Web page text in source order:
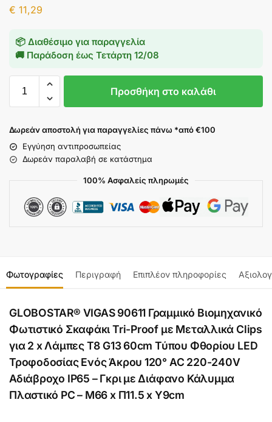
€ 11,29
📦 Διαθέσιμο για παραγγελία
🚚 Παράδοση έως Τετάρτη 12/08
Προσθήκη στο καλάθι
Δωρεάν αποστολή για παραγγελίες πάνω *από €100
Εγγύηση αντιπροσωπείας
Δωρεάν παραλαβή σε κατάστημα
100% Ασφαλείς πληρωμές
Φωτογραφίες Περιγραφή Επιπλέον πληροφορίες
GLOBOSTAR® VIGAS 90611 Γραμμικό Βιομηχανικό
Φωτιστικό Σκαφάκι Tri-Proof με Μεταλλικά Clips
για 2 x Λάμπες T8 G13 60cm Τύπου Φθορίου LED
Τροφοδοσίας Ενός Άκρου 120° AC 220-240V
Αδιάβροχο IP65 – Γκρι με Διάφανο Κάλυμμα
Πλαστικό PC – Μ66 x Π11.5 x Υ9cm